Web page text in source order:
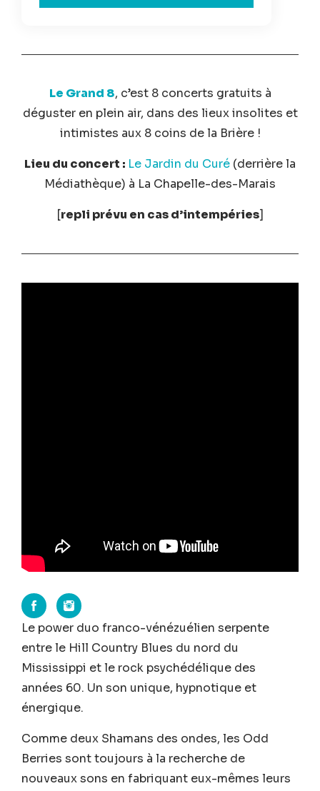
Le Grand 8, c’est 8 concerts gratuits à
déguster en plein air, dans des lieux insolites et
intimistes aux 8 coins de la Brière !
Lieu du concert : Le Jardin du Curé (derrière la
Médiathèque) à La Chapelle-des-Marais
[repli prévu en cas d’intempéries]
Le power duo franco-vénézuélien serpente
entre le Hill Country Blues du nord du
Mississippi et le rock psychédélique des
années 60. Un son unique, hypnotique et
énergique.
Comme deux Shamans des ondes, les Odd
Berries sont toujours à la recherche de
nouveaux sons en fabriquant eux-mêmes leurs